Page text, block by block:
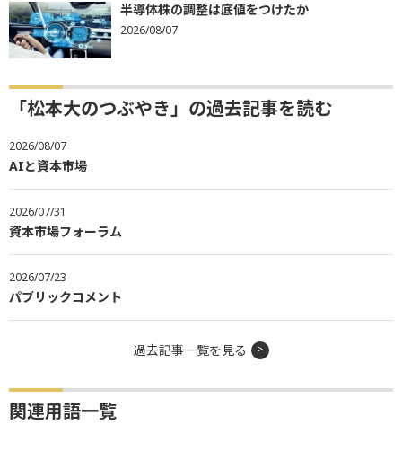
半導体株の調整は底値をつけたか
2026/08/07
「松本大のつぶやき」の過去記事を読む
2026/08/07
AIと資本市場
2026/07/31
資本市場フォーラム
2026/07/23
パブリックコメント
過去記事一覧を見る
関連用語一覧